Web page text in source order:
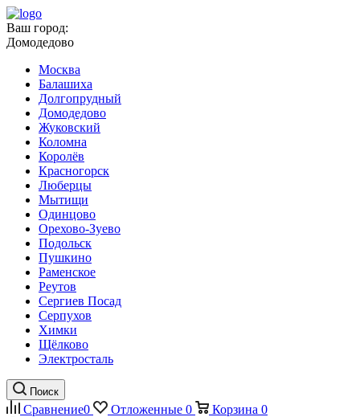
Ваш город:
Домодедово
Москва
Балашиха
Долгопрудный
Домодедово
Жуковский
Коломна
Королёв
Красногорск
Люберцы
Мытищи
Одинцово
Орехово-Зуево
Подольск
Пушкино
Раменское
Реутов
Сергиев Посад
Серпухов
Химки
Щёлково
Электросталь
Поиск
Сравнение0 Отложенные 0 Корзина 0